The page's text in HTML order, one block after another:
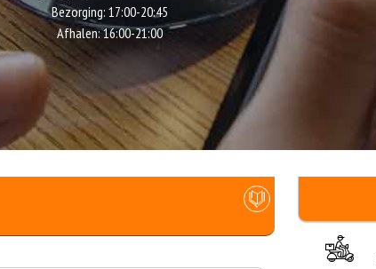
Bezorging: 17:00-20:45
Afhalen:16:00-21:00